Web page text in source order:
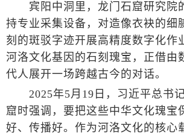
宾阳中洞里，龙门石窟研究院
持专业采集设备，对造像衣袂的细
刻的斑驳字迹开展高精度数字化作
河洛文化基因的石刻瑰宝，正借由
代人展开一场跨越古今的对话。
2025年5月19日，习近平总书记
窟时强调，要把这些中华文化瑰宝
好、传播好。作为河洛文化的核心